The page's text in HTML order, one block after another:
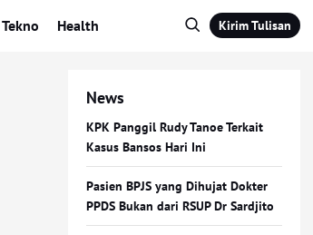
Tekno Health Kirim Tulisan
News
KPK Panggil Rudy Tanoe Terkait
Kasus Bansos Hari Ini
Pasien BPJS yang Dihujat Dokter
PPDS Bukan dari RSUP Dr Sardjito